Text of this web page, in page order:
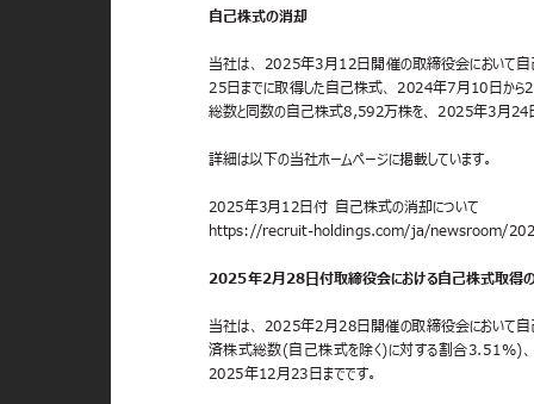
自己株式の消却
当社は、 2025年3月12日開催の取締役会において
25日までに取得した自己株式、 2024年7月10日か
総数と同数の自己株式8,592万株を、 2025年3月24
詳細は以下の当社ホームページに掲載しています。
2025年3月12日付 自己株式の消却について
https://recruit-holdings.com/ja/newsroom/
2025年2月28日付取締役会における自己株式取得
当社は、 2025年2月28日開催の取締役会において
済株式総数(自己株式を除く)に対する割合
2025年12月23日までです。